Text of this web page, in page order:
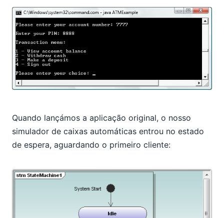
Quando lançámos a aplicação original, o nosso
simulador de caixas automáticas entrou no estado
de espera, aguardando o primeiro cliente: